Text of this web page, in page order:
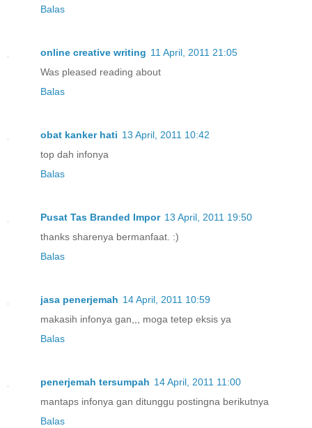
Balas
online creative writing 11 April, 2011 21:05
Was pleased reading about
Balas
obat kanker hati 13 April, 2011 10:42
top dah infonya
Balas
Pusat Tas Branded Impor 13 April, 2011 19:50
thanks sharenya bermanfaat. :)
Balas
jasa penerjemah 14 April, 2011 10:59
makasih infonya gan,,, moga tetep eksis ya
Balas
penerjemah tersumpah 14 April, 2011 11:00
mantaps infonya gan ditunggu postingna berikutnya
Balas